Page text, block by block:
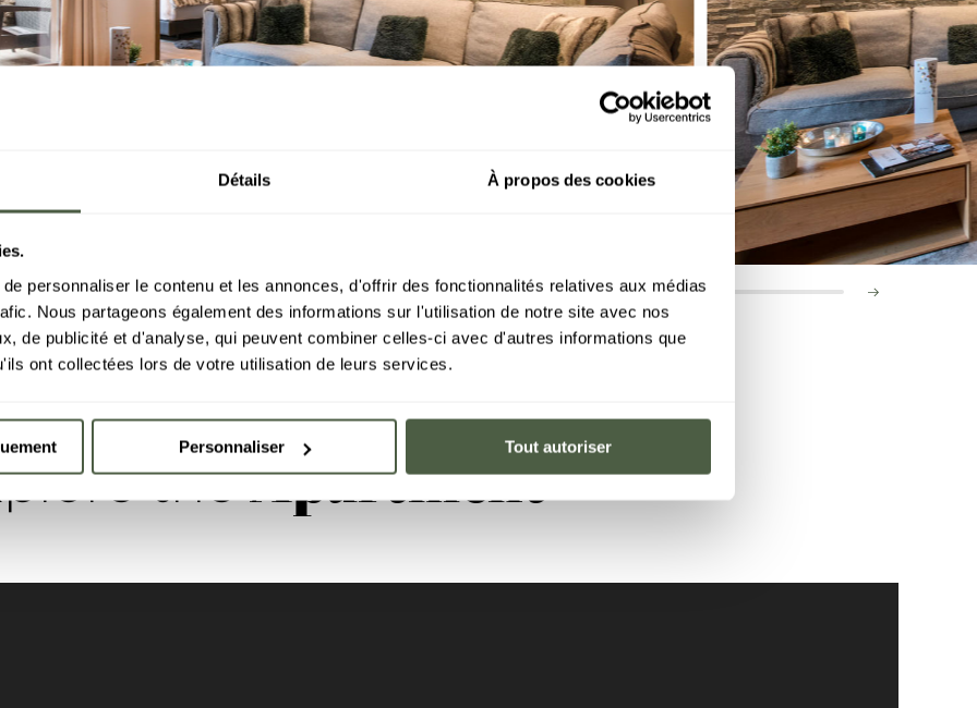
Détails À propos des cookies
personnaliser le contenu et les annonces, d'offrir des fonctionnalités relatives aux médias
Nous partageons également des informations sur l'utilisation de notre site avec nos
de publicité et d'analyse, qui peuvent combiner celles-ci avec d'autres informations que
ont collectées lors de votre utilisation de leurs services.
Personnaliser Tout autoriser
theApartment